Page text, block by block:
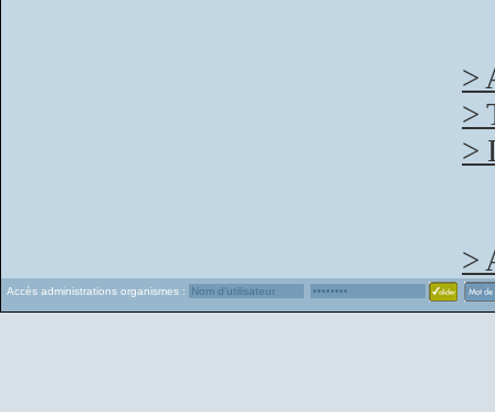
>
>
>
>
Accès administrations organismes :